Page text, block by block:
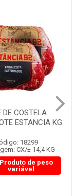
DE COSTELA
ESTANCIA KG
18299
CX/± 14,4 KG
de peso
variável